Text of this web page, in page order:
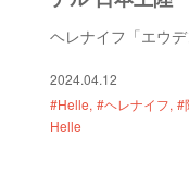
ヘレナイフ「エウ
2024.04.12
#Helle #ヘレナイフ #
Helle